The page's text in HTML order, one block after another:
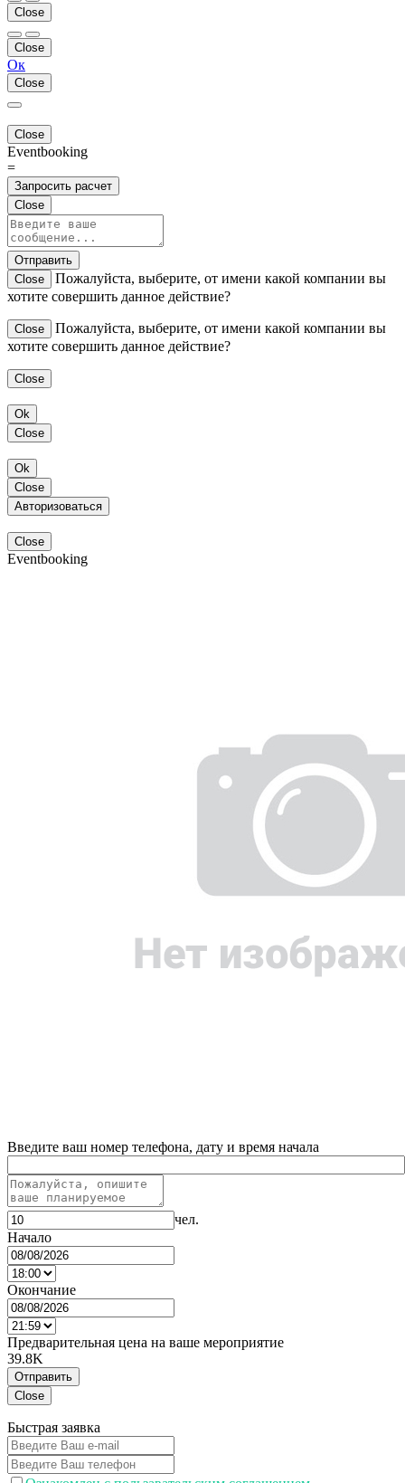
Close
Close
Ок
Close
Close
Eventbooking
=
Запросить расчет
Close
Отправить
Close
Пожалуйста, выберите, от имени какой компании вы
хотите совершить данное действие?
Close
Пожалуйста, выберите, от имени какой компании вы
хотите совершить данное действие?
Close
Ok
Close
Ok
Close
Авторизоваться
Close
Eventbooking
Введите ваш номер телефона, дату и время начала
чел.
Начало
Окончание
Предварительная цена на ваше мероприятие
39.8K
Отправить
Close
Быстрая заявка